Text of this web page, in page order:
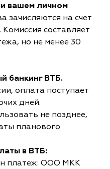
вашем личном
зачисляются на счет
Комиссия составляет
но не менее 30
банкинг ВТБ.
оплата поступает
дней.
не позднее,
планового
в ВТБ:
платеж: ООО МКК